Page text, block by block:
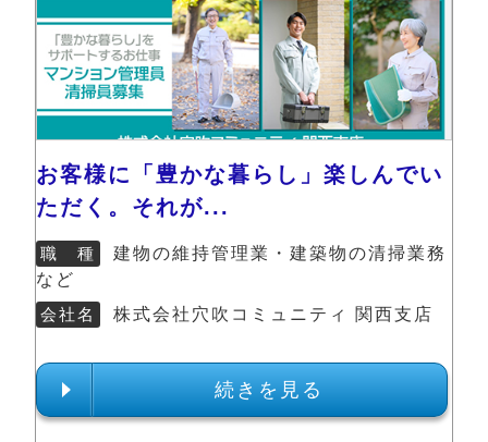
お客様に「豊かな暮らし」楽しんでい
ただく。それが...
職 種
建物の維持管理業・建築物の清掃業務
など
会社名
株式会社穴吹コミュニティ 関西支店
続きを見る